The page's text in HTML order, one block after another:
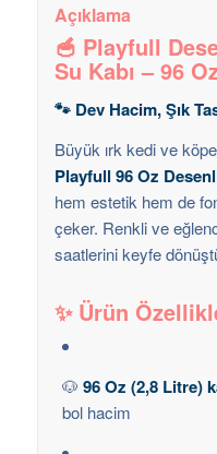
Açıklama
🥣 Playfull
Su Kabı – 96
🐾 Dev Hacim, Şık
Büyük ırk kedi ve
Playfull 96 Oz
hem estetik hem de
çeker. Renkli ve
saatlerini keyfe
✨ Ürün
🐶 96 Oz (2,8 Litre)
bol hacim